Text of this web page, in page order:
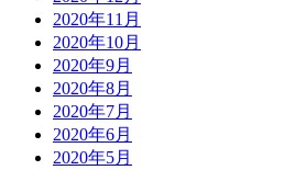
2020年11月
2020年10月
2020年9月
2020年8月
2020年7月
2020年6月
2020年5月